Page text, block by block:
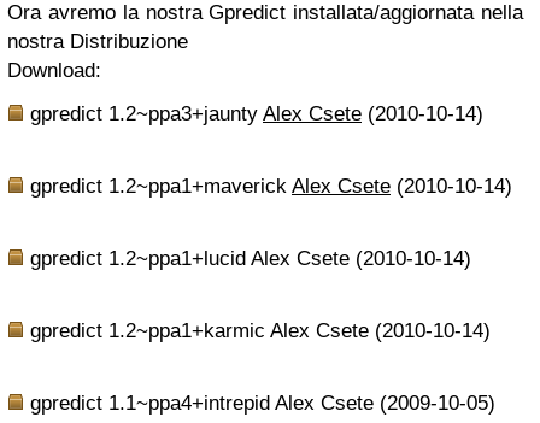
Ora avremo la nostra Gpredict installata/aggiornata nella
nostra Distribuzione
Download:
gpredict 1.2~ppa3+jaunty Alex Csete (2010-10-14)
gpredict 1.2~ppa1+maverick Alex Csete (2010-10-14)
gpredict 1.2~ppa1+lucid Alex Csete (2010-10-14)
gpredict 1.2~ppa1+karmic Alex Csete (2010-10-14)
gpredict 1.1~ppa4+intrepid Alex Csete (2009-10-05)